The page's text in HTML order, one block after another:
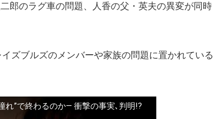
郎のラグ車の問題、人香の父・英夫の異変が同時
ズブルズのメンバーや家族の問題に置かれている
れ”で終わるのか― 衝撃の事実､判明!?